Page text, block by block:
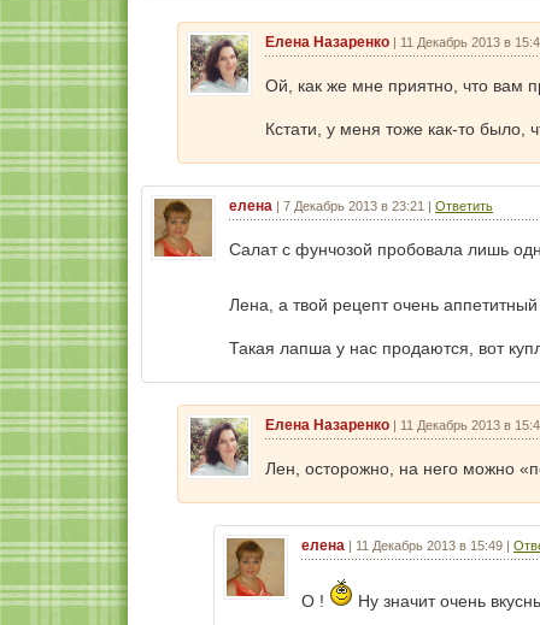
Елена Назаренко | 11 Декабрь 2013 в
Ой, как же мне приятно, что вам
Кстати, у меня тоже как-то было,
елена | 7 Декабрь 2013 в 23:21 | Ответить
Салат с фунчозой пробовала лишь
Лена, а твой рецепт очень
Такая лапша у нас продаются, вот
Елена Назаренко | 11 Декабрь 2013 в
Лен, осторожно, на него можно
елена | 11 Декабрь 2013 в 15:49 |
О ! Ну значит очень